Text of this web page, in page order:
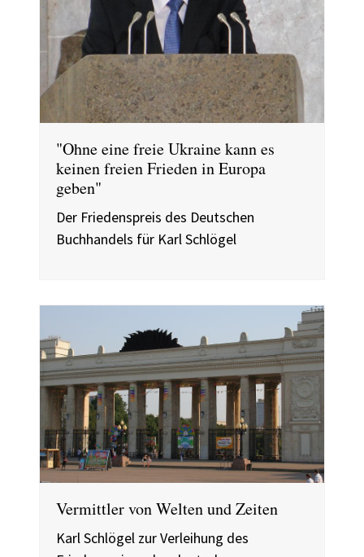
"Ohne eine freie Ukraine kann es
keinen freien Frieden in Europa
geben"
Der Friedenspreis des Deutschen
Buchhandels für Karl Schlögel
Vermittler von Welten und Zeiten
Karl Schlögel zur Verleihung des